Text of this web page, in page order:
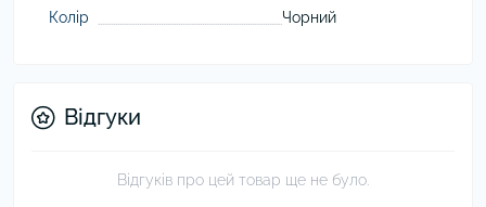
Колір Чорний
Відгуки
Відгуків про цей товар ще не було.